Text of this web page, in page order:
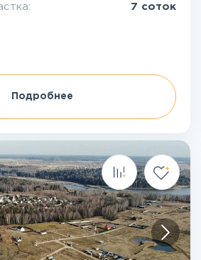
7 соток
Подробнее